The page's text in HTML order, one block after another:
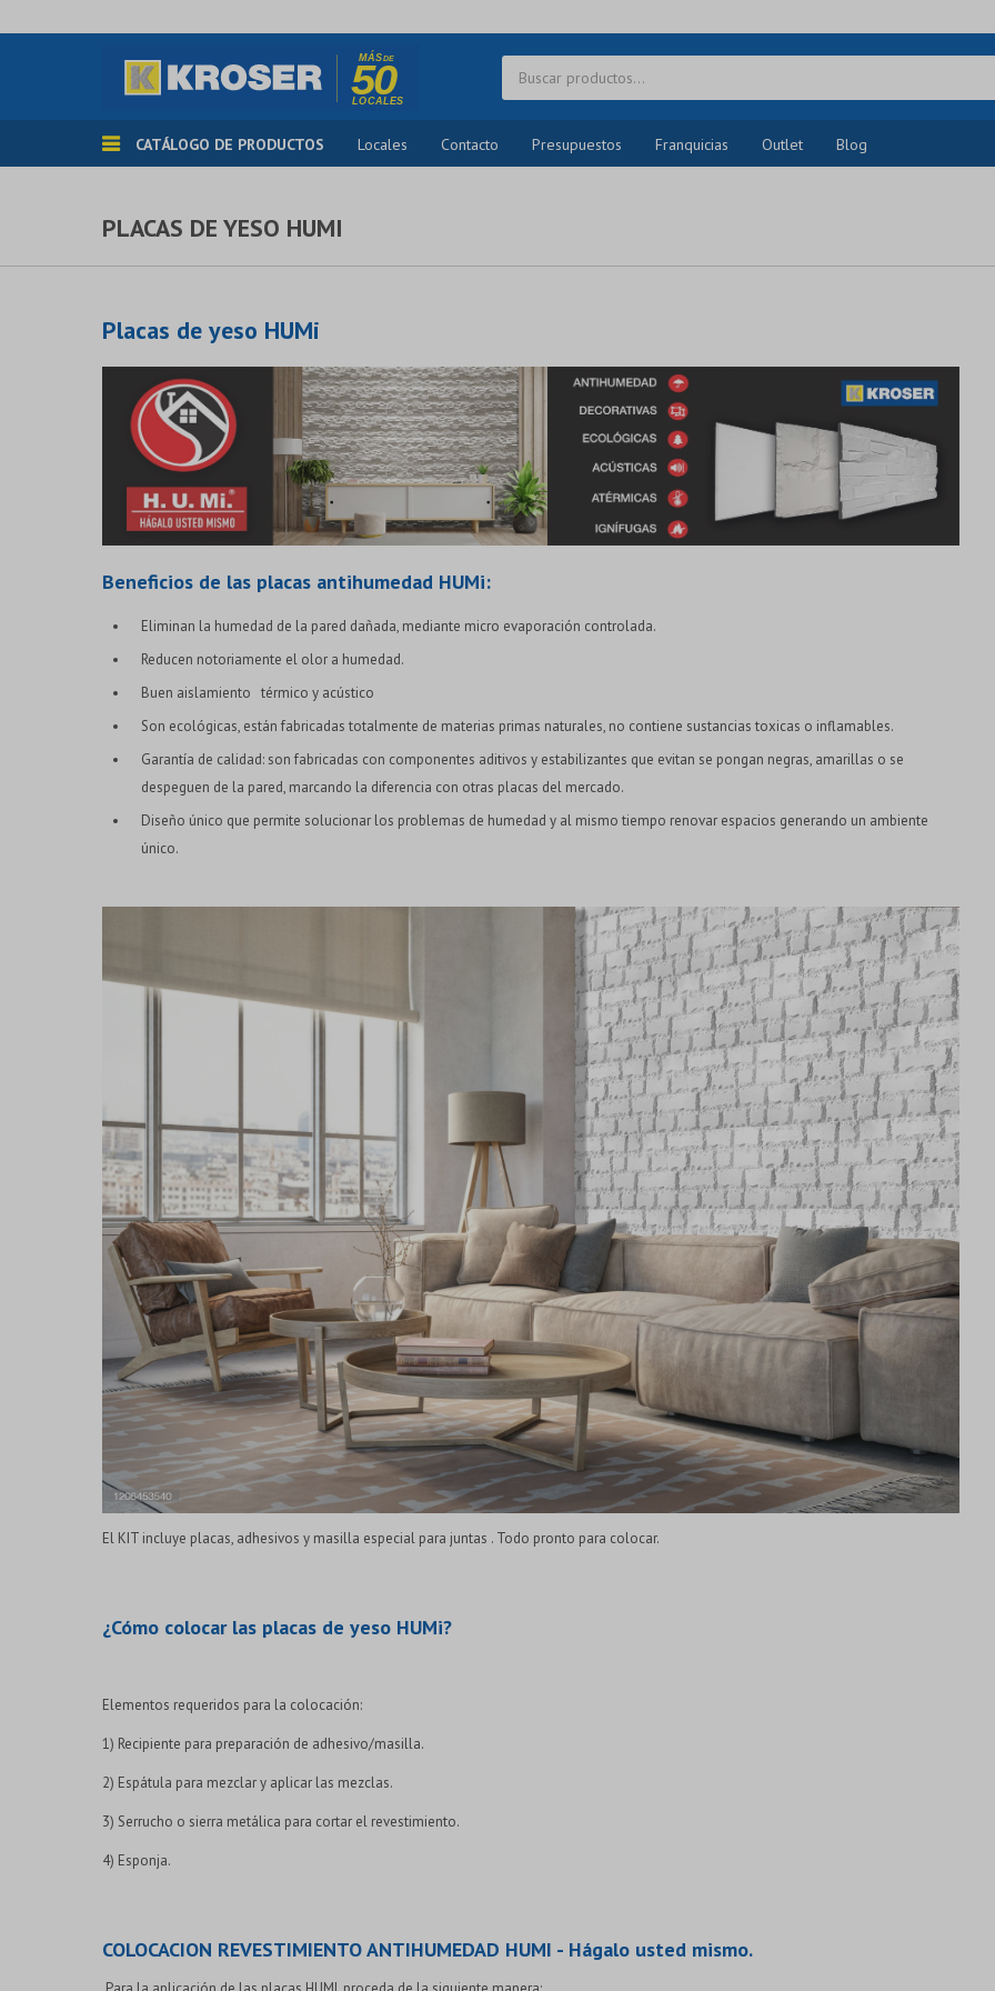
CATÁLOGO DE PRODUCTOS Locales Contacto Presupuestos Franquicias Outlet Blog
PLACAS DE YESO HUMI
Placas de yeso HUMi
Beneficios de las placas antihumedad HUMi:
Eliminan la humedad de la pared dañada, mediante micro evaporación controlada.
Reducen notoriamente el olor a humedad.
Buen aislamiento térmico y acústico
Son ecológicas, están fabricadas totalmente de materias primas naturales, no contiene sustancias toxicas o inflamables.
Garantía de calidad: son fabricadas con componentes aditivos y estabilizantes que evitan se pongan negras, amarillas o se
despeguen de la pared, marcando la diferencia con otras placas del mercado.
Diseño único que permite solucionar los problemas de humedad y al mismo tiempo renovar espacios generando un ambiente
único.
El KIT incluye placas, adhesivos y masilla especial para juntas . Todo pronto para colocar.
¿Cómo colocar las placas de yeso HUMi?
Elementos requeridos para la colocación:
1) Recipiente para preparación de adhesivo/masilla.
2) Espátula para mezclar y aplicar las mezclas.
3) Serrucho o sierra metálica para cortar el revestimiento.
4) Esponja.
COLOCACION REVESTIMIENTO ANTIHUMEDAD HUMI - Hágalo usted mismo.